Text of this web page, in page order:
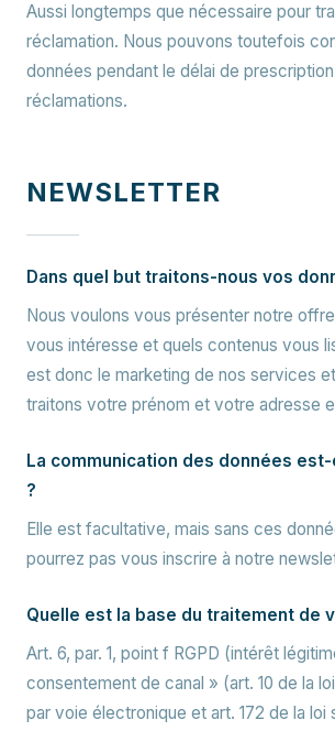
Aussi longtemps que nécessaire pour
réclamation. Nous pouvons toutefois
données pendant le délai de
réclamations.
NEWSLETTER
Dans quel but traitons-nous vos
Nous voulons vous présenter notre
vous intéresse et quels contenus vous
est donc le marketing de nos services
traitons votre prénom et votre adresse
La communication des données
?
Elle est facultative, mais sans ces
pourrez pas vous inscrire à notre
Quelle est la base du traitement de
Art. 6, par. 1, point f RGPD (intérêt
consentement de canal » (art. 10 de la
par voie électronique et art. 172 de la loi